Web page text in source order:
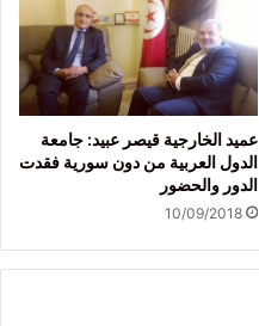
عميد الخارجية قيصر عبيد: جامعة
الدول العربية من دون سورية فقدت
الدور والحضور
10/09/2018